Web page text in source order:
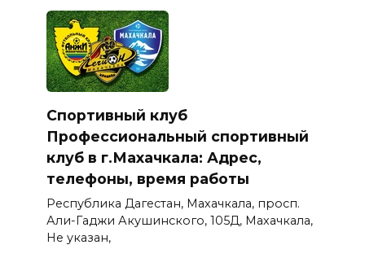
Спортивный клуб
Профессиональный спортивный
клуб в г.Махачкала: Адрес,
телефоны, время работы
Республика Дагестан, Махачкала, просп.
Али-Гаджи Акушинского, 105Д, Махачкала,
Не указан,